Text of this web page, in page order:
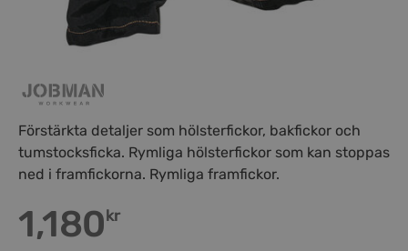
Förstärkta detaljer som hölsterfickor, bakfickor och
tumstocksficka. Rymliga hölsterfickor som kan stoppas
ned i framfickorna. Rymliga framfickor.
1,180kr